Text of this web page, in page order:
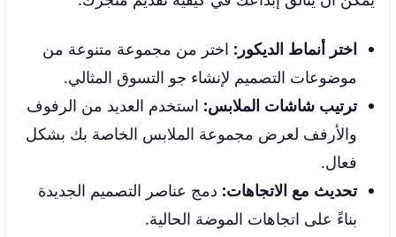
اختر أنماط الديكور: اختر من مجموعة متنوعة من
موضوعات التصميم لإنشاء جو التسوق المثالي.
ترتيب شاشات الملابس: استخدم العديد من الرفوف
والأرفف لعرض مجموعة الملابس الخاصة بك بشكل
فعال.
تحديث مع الاتجاهات: دمج عناصر التصميم الجديدة
بناءً على اتجاهات الموضة الحالية.